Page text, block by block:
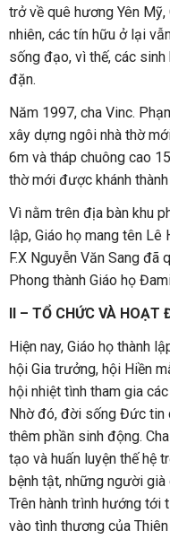
trở về quê hương Yên
nhiên, các tín hữu ở lại
sống đạo, vì thế, các
đặn.
Năm 1997, cha Vinc.
xây dựng ngôi nhà thờ
6m và tháp chuông cao
thờ mới được khánh
Vì nằm trên địa bàn khu
lập, Giáo họ mang tên
F.X Nguyễn Văn Sang
Phong thành Giáo họ
II – TỔ CHỨC VÀ HOẠT
Hiện nay, Giáo họ thành
hội Gia trưởng, hội Hiền
hội nhiệt tình tham gia
Nhờ đó, đời sống Đức tin
thêm phần sinh động.
tạo và huấn luyện thế hệ
bệnh tật, những người
Trên hành trình hướng tới
vào tình thương của